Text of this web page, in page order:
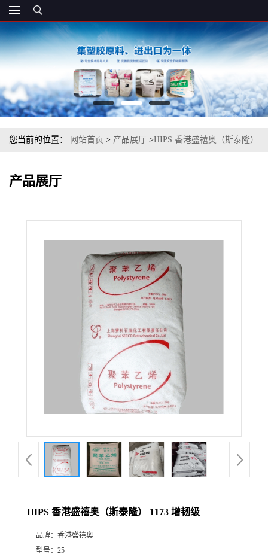
您当前的位置： 网站首页 > 产品展厅 >HIPS 香港盛禧奥（斯泰隆）
产品展厅
HIPS 香港盛禧奥（斯泰隆） 1173 增韧级
品牌： 香港盛禧奥
型号： 25